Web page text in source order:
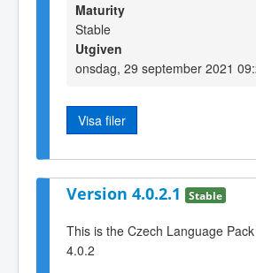
Maturity
Stable
Utgiven
onsdag, 29 september 2021
Visa filer
Version 4.0.2.1 Stable
This is the Czech Language
4.0.2